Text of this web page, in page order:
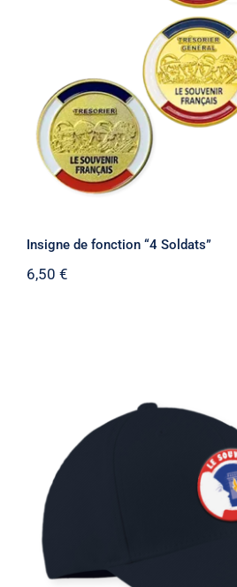
Insigne de fonction
Insigne de fonction “4 Soldats”
6,50 €
Casquette “Le